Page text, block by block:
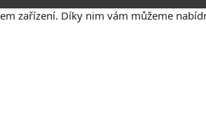
zařízení. Díky nim vám můžeme